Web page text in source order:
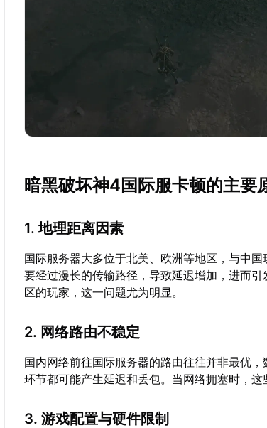
暗黑破坏神4国际服卡顿的主要
1. 地理距离因素
国际服务器大多位于北美、欧洲等地区，与中
要经过漫长的传输路径，导致延迟增加，进而
区的玩家，这一问题尤为明显。
2. 网络路由不稳定
国内网络前往国际服务器的路由往往并非最优
环节都可能产生延迟和丢包。当网络拥塞时，这
3. 游戏配置与硬件限制